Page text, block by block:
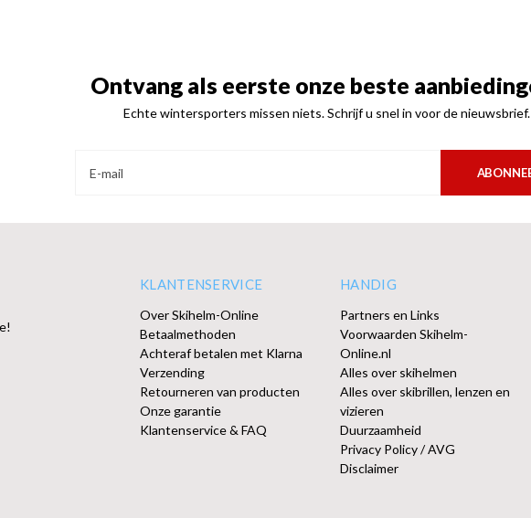
Ontvang als eerste onze beste
Echte wintersporters missen niets. Schrijf u snel in voor de nieuwsbrief.
KLANTENSERVICE
Over Skihelm-Online
Betaalmethoden
Achteraf betalen met Klarna
Verzending
Retourneren van producten
Onze garantie
Klantenservice & FAQ
HANDIG
Partners en Links
Voorwaarden Skihelm-
Online.nl
Alles over skihelmen
Alles over skibrillen, lenzen en
vizieren
Duurzaamheid
Privacy Policy / AVG
Disclaimer